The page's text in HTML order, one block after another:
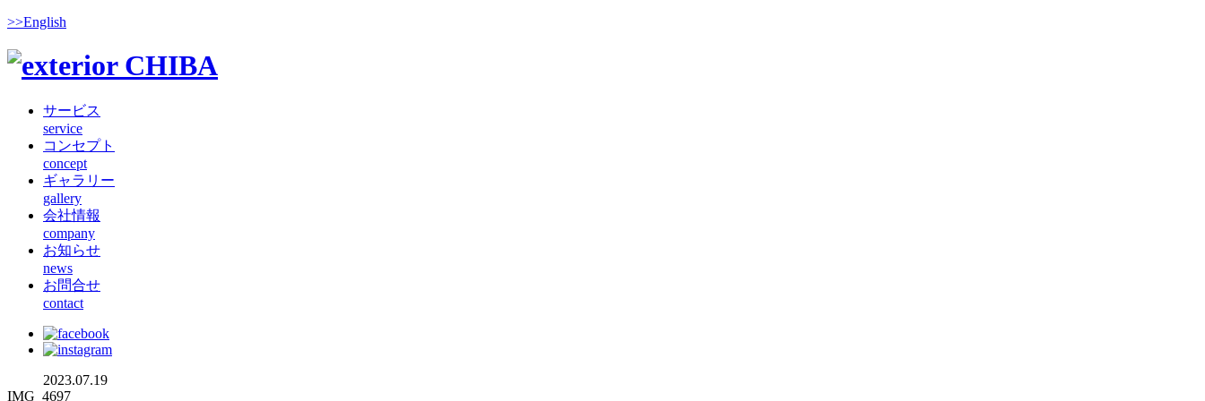
>>English
サービス
service
コンセプト
concept
ギャラリー
gallery
会社情報
company
お知らせ
news
お問合せ
contact
2023.07.19
IMG_4697